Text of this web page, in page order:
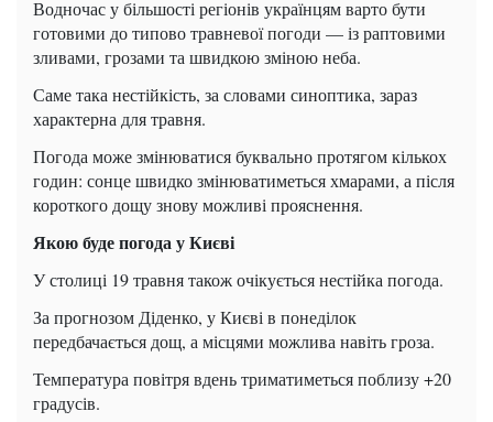
Водночас у більшості регіонів українцям варто бути
готовими до типово травневої погоди — із раптовими
зливами, грозами та швидкою зміною неба.
Саме така нестійкість, за словами синоптика, зараз
характерна для травня.
Погода може змінюватися буквально протягом кількох
годин: сонце швидко змінюватиметься хмарами, а після
короткого дощу знову можливі прояснення.
Якою буде погода у Києві
У столиці 19 травня також очікується нестійка погода.
За прогнозом Діденко, у Києві в понеділок
передбачається дощ, а місцями можлива навіть гроза.
Температура повітря вдень триматиметься поблизу +20
градусів.